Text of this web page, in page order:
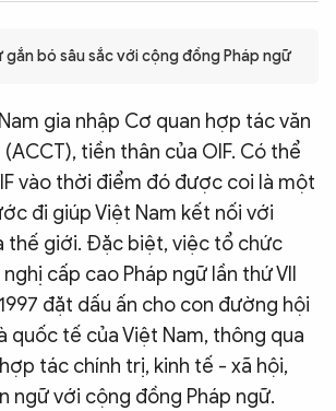
Podcast
Ảnh
thế giới
Văn nghệ Công an
gắn bó sâu sắc với cộng đồng Pháp ngữ
gia nhập Cơ quan hợp tác văn
tiền thân của OIF. Có thể
vào thời điểm đó được coi là một
đi giúp Việt Nam kết nối với
thế giới. Đặc biệt, việc tổ chức
cấp cao Pháp ngữ lần thứ VII
đặt dấu ấn cho con đường hội
quốc tế của Việt Nam, thông qua
tác chính trị, kinh tế - xã hội,
ngữ với cộng đồng Pháp ngữ.